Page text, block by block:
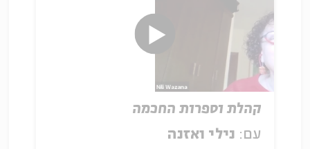
קהלת וספרות החכמה
עם: נילי ואזנה